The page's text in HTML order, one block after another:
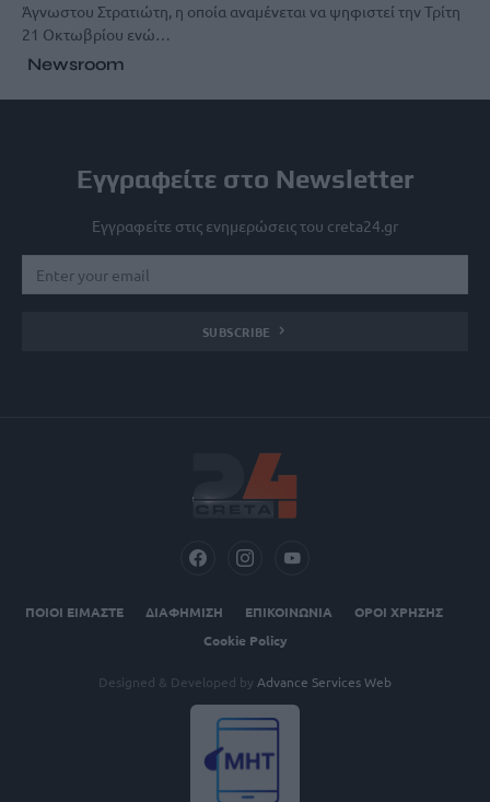
Άγνωστου Στρατιώτη, η οποία αναμένεται να ψηφιστεί την Τρίτη
21 Οκτωβρίου ενώ…
Newsroom
Εγγραφείτε στο Newsletter
Εγγραφείτε στις ενημερώσεις του creta24.gr
SUBSCRIBE
ΠΟΙΟΙ ΕΙΜΑΣΤΕ ΔΙΑΦΗΜΙΣΗ ΕΠΙΚΟΙΝΩΝΙΑ
ΟΡΟΙ ΧΡΗΣΗΣ
Cookie Policy
Designed & Developed by Advance Services Web